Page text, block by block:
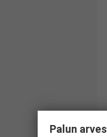
Palun